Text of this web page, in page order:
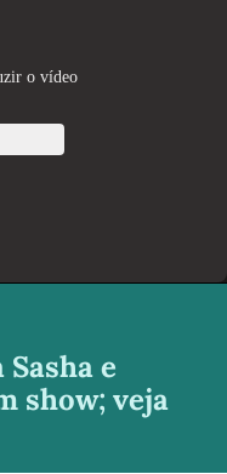
e
show; veja